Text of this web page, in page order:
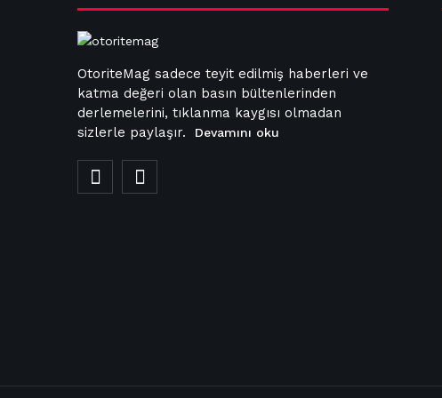
OtoriteMag sadece teyit edilmiş haberleri ve
katma değeri olan basın bültenlerinden
derlemelerini, tıklanma kaygısı olmadan
sizlerle paylaşır.
Devamını oku